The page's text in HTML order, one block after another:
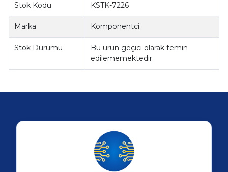
Stok Kodu KSTK-7226
Marka Komponentci
Stok Durumu
Bu ürün geçici olarak temin
edilememektedir.